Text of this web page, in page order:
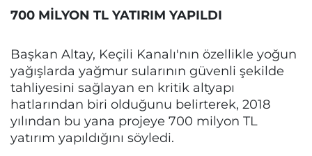
700 MİLYON TL YATIRIM YAPILDI
Başkan Altay, Keçili Kanalı'nın özellikle yoğun
yağışlarda yağmur sularının güvenli şekilde
tahliyesini sağlayan en kritik altyapı
hatlarından biri olduğunu belirterek, 2018
yılından bu yana projeye 700 milyon TL
yatırım yapıldığını söyledi.